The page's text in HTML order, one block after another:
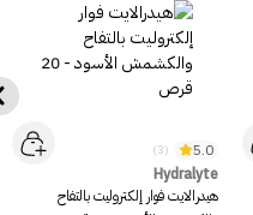
5.0
(3)
Hydralyte
هيدرالايت فوار إلكتروليت بالتفاح